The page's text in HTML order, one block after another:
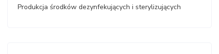
Produkcja środków dezynfekujących i sterylizujących